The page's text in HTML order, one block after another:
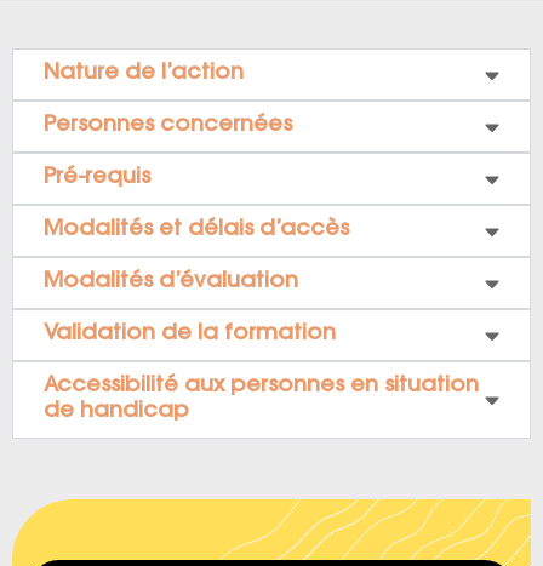
Nature de l’action
Personnes concernées
Pré-requis
Modalités et délais d’accès
Modalités d’évaluation
Validation de la formation
Accessibilité aux personnes en situation
de handicap